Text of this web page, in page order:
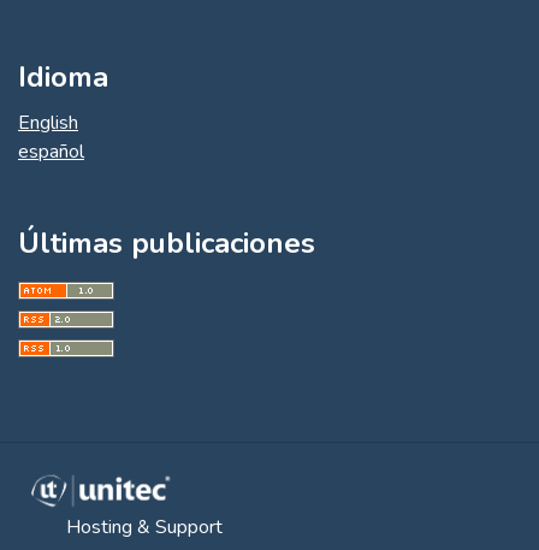
Idioma
English
español
Últimas publicaciones
Hosting & Support